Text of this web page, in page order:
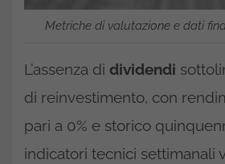
Metriche di valutazione e dati
L’assenza di dividendi
di reinvestimento, con
pari a 0% e storico
indicatori tecnici settimanali